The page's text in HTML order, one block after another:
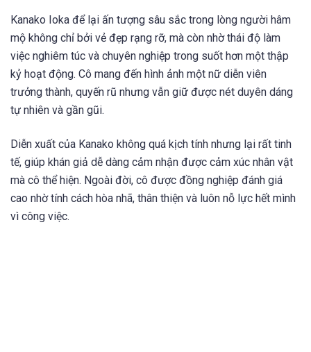
Kanako Ioka để lại ấn tượng sâu sắc trong lòng người hâm
mộ không chỉ bởi vẻ đẹp rạng rỡ, mà còn nhờ thái độ làm
việc nghiêm túc và chuyên nghiệp trong suốt hơn một thập
kỷ hoạt động. Cô mang đến hình ảnh một nữ diễn viên
trưởng thành, quyến rũ nhưng vẫn giữ được nét duyên dáng
tự nhiên và gần gũi.
Diễn xuất của Kanako không quá kịch tính nhưng lại rất tinh
tế, giúp khán giả dễ dàng cảm nhận được cảm xúc nhân vật
mà cô thể hiện. Ngoài đời, cô được đồng nghiệp đánh giá
cao nhờ tính cách hòa nhã, thân thiện và luôn nỗ lực hết mình
vì công việc.